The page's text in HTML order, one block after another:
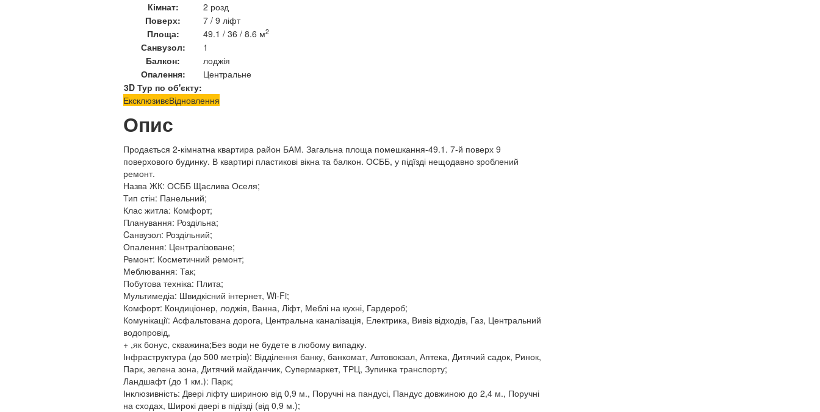
Кімнат:
2 розд
Поверх:
7 / 9 ліфт
Площа:
49.1 / 36 / 8.6 м2
Санвузол:
1
Балкон:
лоджія
Опалення:
Центральне
3D Тур по об'єкту:
ЕксклюзивєВідновлення
Опис
Продається 2-кімнатна квартира район БАМ. Загальна площа помешкання-49.1. 7-й поверх 9
поверхового будинку. В квартирі пластикові вікна та балкон. ОСББ, у підїзді нещодавно зроблений
ремонт.
Назва ЖК: ОСББ Щаслива Оселя;
Тип стін: Панельний;
Клас житла: Комфорт;
Планування: Роздільна;
Cанвузол: Роздільний;
Опалення: Централізоване;
Ремонт: Косметичний ремонт;
Меблювання: Так;
Побутова техніка: Плита;
Мультимедіа: Швидкісний інтернет, Wi-Fi;
Комфорт: Кондиціонер, лоджія, Ванна, Ліфт, Меблі на кухні, Гардероб;
Комунікації: Асфальтована дорога, Центральна каналізація, Електрика, Вивіз відходів, Газ, Центральний
водопровід,
+ ,як бонус, скважина;Без води не будете в любому випадку.
Інфраструктура (до 500 метрів): Відділення банку, банкомат, Автовокзал, Аптека, Дитячий садок, Ринок,
Парк, зелена зона, Дитячий майданчик, Супермаркет, ТРЦ, Зупинка транспорту;
Ландшафт (до 1 км.): Парк;
Інклюзивність: Двері ліфту шириною від 0,9 м., Поручні на пандусі, Пандус довжиною до 2,4 м., Поручні
на сходах, Широкі двері в підїзді (від 0,9 м.);